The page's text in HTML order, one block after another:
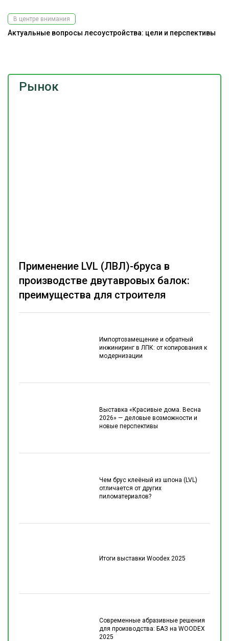
Рынок
Импортозамещение и обратный
инжиниринг в ЛПК: от копирования к
модернизации
Выставка «Красивые дома. Весна
2026» — деловые возможности и
новые перспективы
Чем брус клеёный из шпона (LVL)
отличается от других
пиломатериалов?
Итоги выставки Woodex 2025
Современные абразивные решения
для производства: БАЗ на WOODEX
2025
Применение LVL (ЛВЛ)-бруса в
производстве двутавровых балок:
преимущества для строителя
В центре внимания
Актуальные вопросы лесоустройства: цели и перспективы